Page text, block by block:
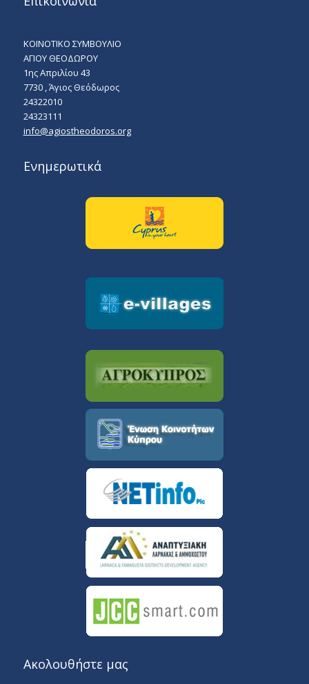
ΚΟΙΝΟΤΙΚΟ ΣΥΜΒΟΥΛΙΟ
ΑΓΙΟΥ ΘΕΟΔΩΡΟΥ
1ης Απριλίου 43
7730 , Άγιος Θεόδωρος
24322010
24323111
info@agiostheodoros.org
Ενημερωτικά
Ακολουθήστε μας